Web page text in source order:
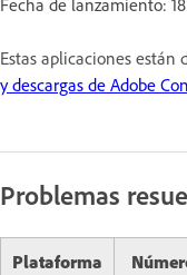
Estas aplicaciones están
y descargas de Adobe
Problemas
Plataforma